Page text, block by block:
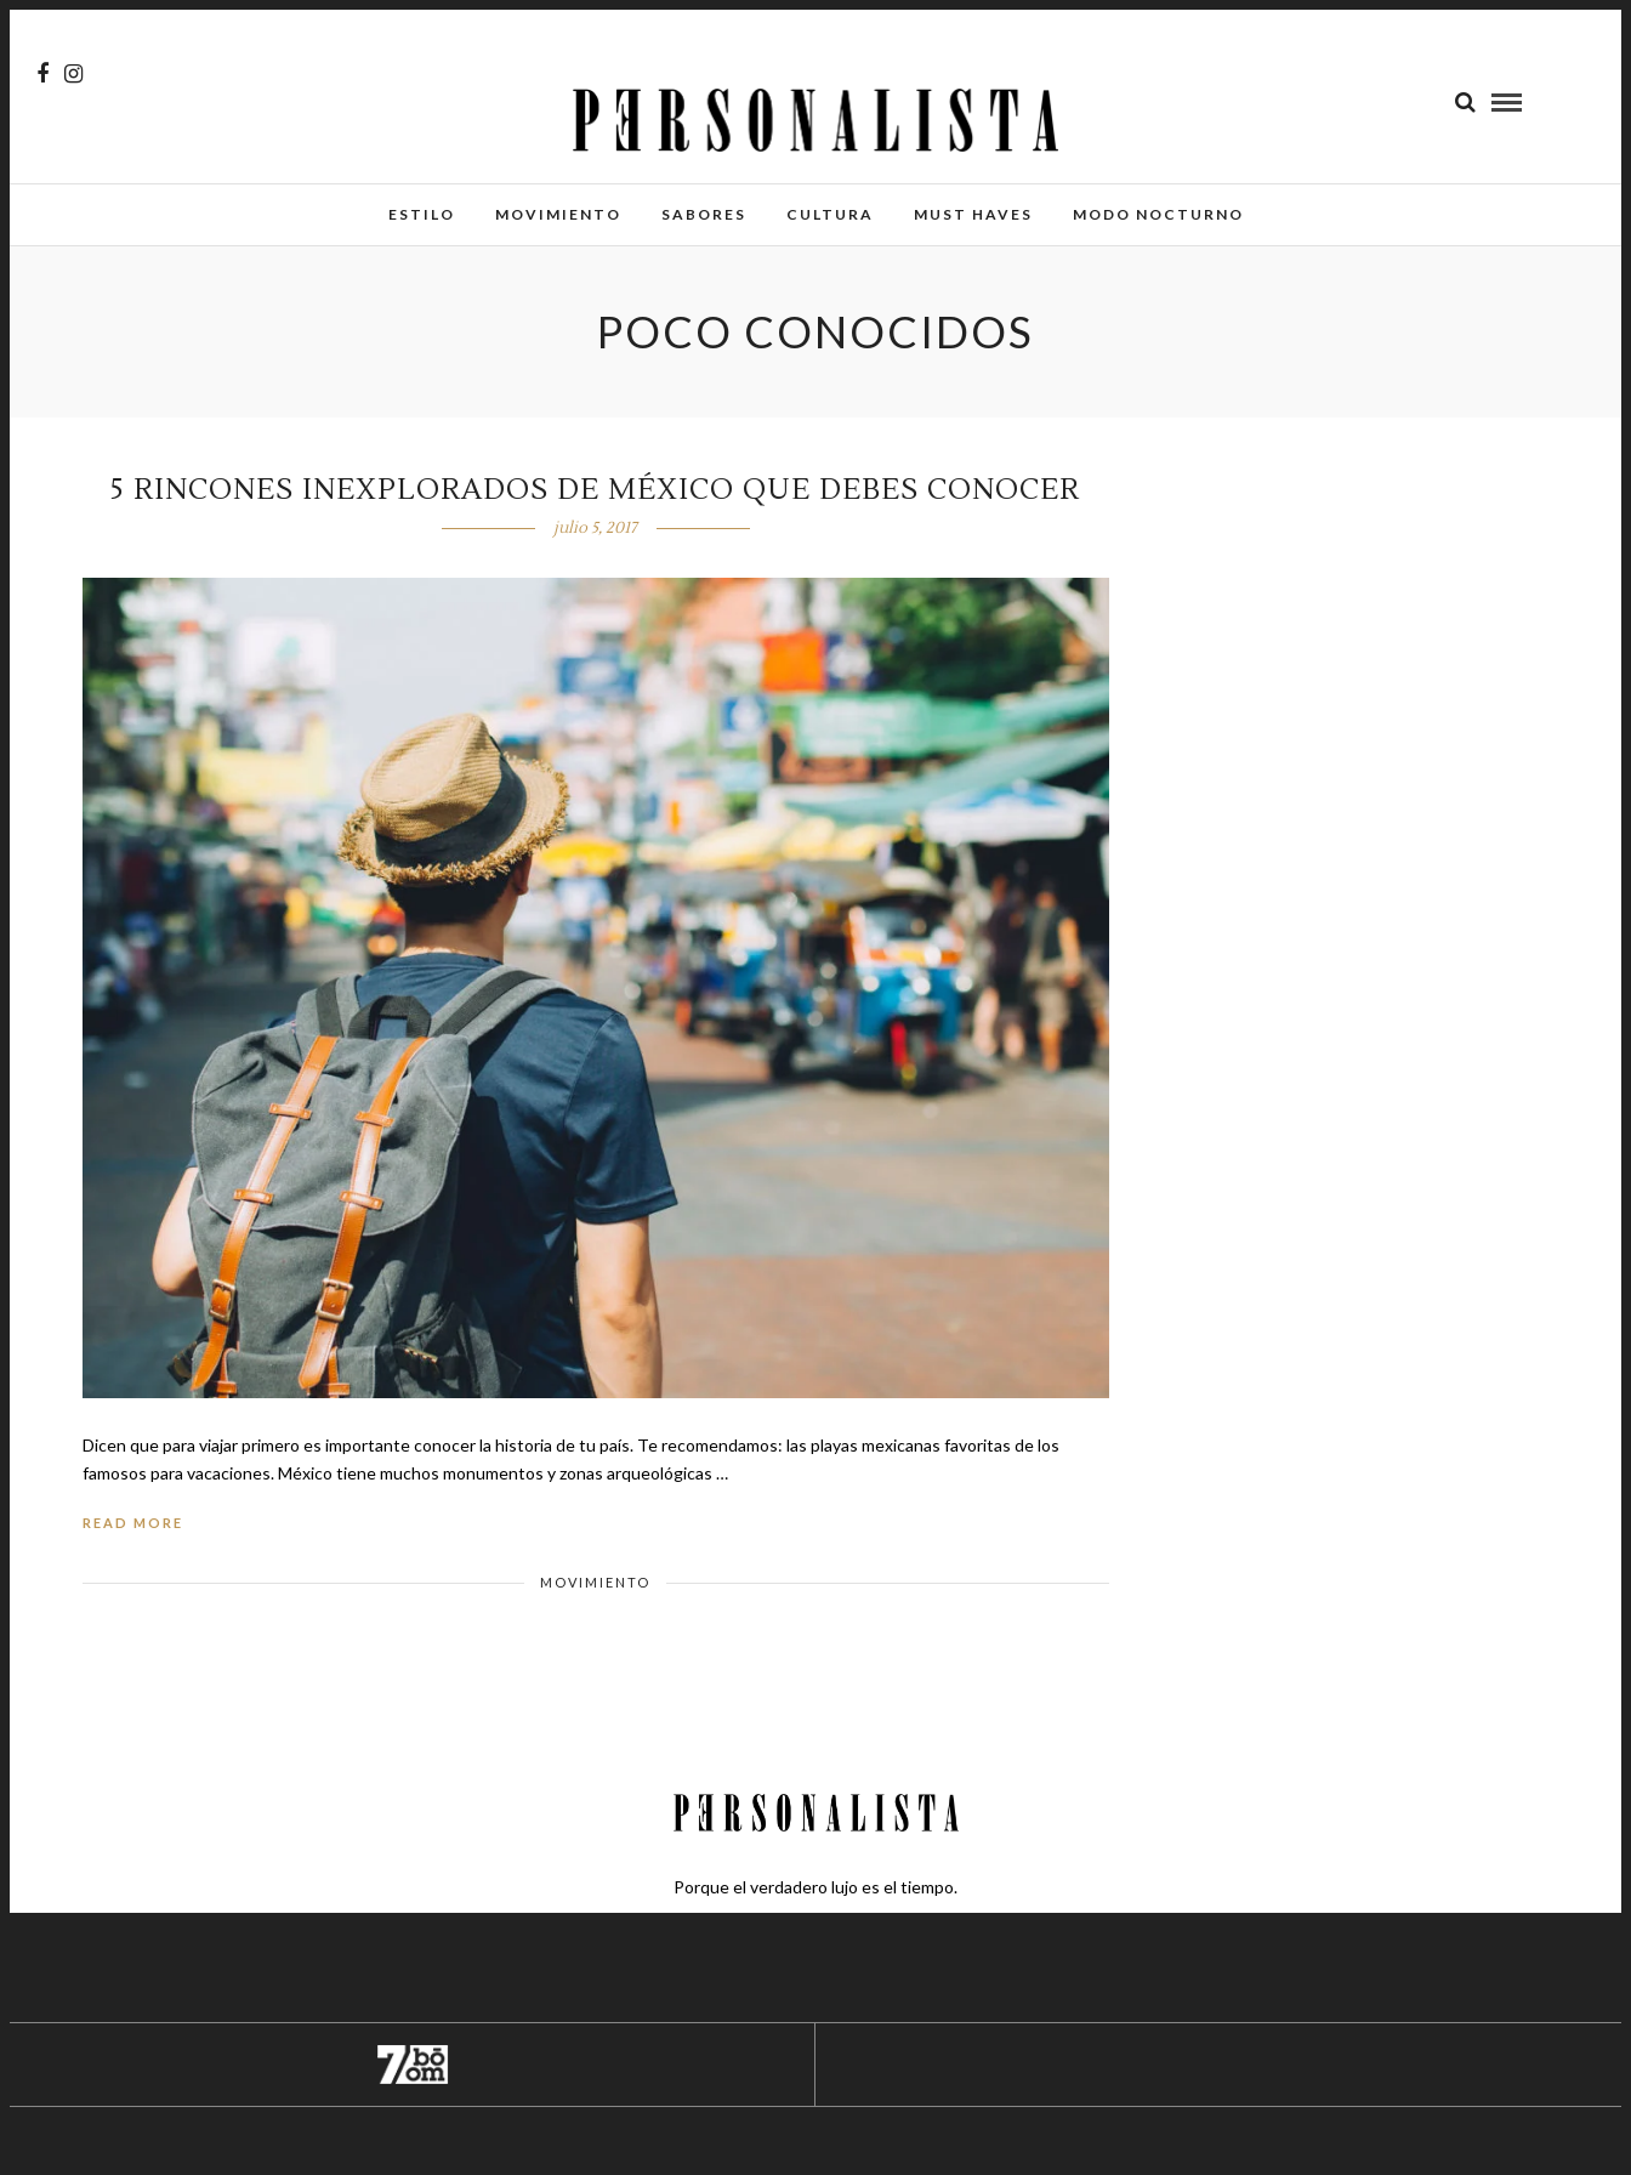
ESTILO MOVIMIENTO SABORES CULTURA MUST HAVES MODO NOCTURNO
POCO CONOCIDOS
5 RINCONES INEXPLORADOS DE MÉXICO QUE DEBES CONOCER
julio 5, 2017
Dicen que para viajar primero es importante conocer la historia de tu país. Te recomendamos: las playas mexicanas favoritas de los
famosos para vacaciones. México tiene muchos monumentos y zonas arqueológicas …
READ MORE
MOVIMIENTO
Porque el verdadero lujo es el tiempo.